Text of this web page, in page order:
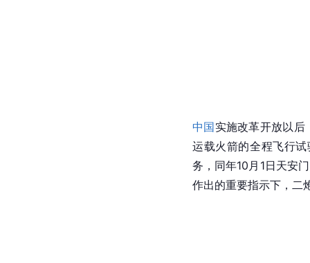
中国实施改革开放以后
运载火箭的全程飞行
务，同年10月1日天安门
作出的重要指示下，二